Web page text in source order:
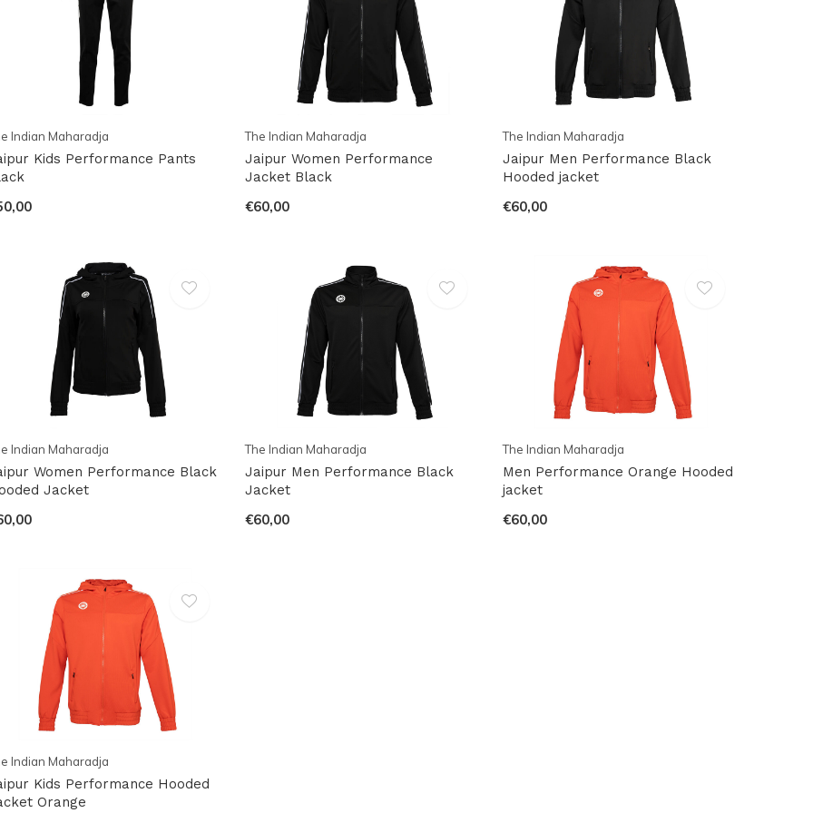
Indian Maharadja
Kids Performance Pants
The Indian Maharadja
Jaipur Women Performance
Jacket Black
€60,00
The Indian Maharadja
Jaipur Men Performance Black
Hooded jacket
€60,00
Indian Maharadja
Women Performance Black
Jacket
The Indian Maharadja
Jaipur Men Performance Black
Jacket
€60,00
The Indian Maharadja
Men Performance Orange Hooded
jacket
€60,00
Indian Maharadja
Kids Performance Hooded
Orange